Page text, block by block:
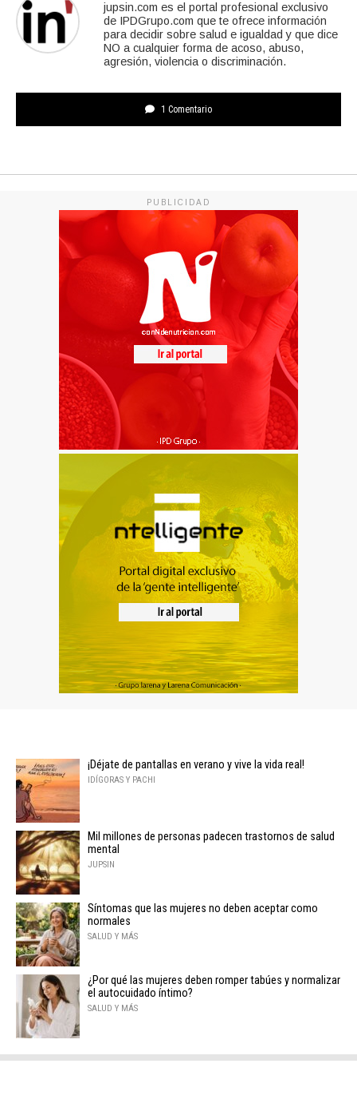
jupsin.com es el portal profesional exclusivo
de IPDGrupo.com que te ofrece información
para decidir sobre salud e igualdad y que dice
NO a cualquier forma de acoso, abuso,
agresión, violencia o discriminación.
1 Comentario
PUBLICIDAD
¡Déjate de pantallas en verano y vive la vida real!
IDÍGORAS Y PACHI
Mil millones de personas padecen trastornos de salud
mental
JUPSIN
Síntomas que las mujeres no deben aceptar como
normales
SALUD Y MÁS
¿Por qué las mujeres deben romper tabúes y normalizar
el autocuidado íntimo?
SALUD Y MÁS